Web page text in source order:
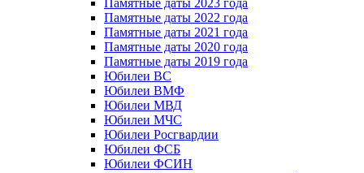
Памятные даты 2023 года
Памятные даты 2022 года
Памятные даты 2021 года
Памятные даты 2020 года
Памятные даты 2019 года
Юбилеи ВС
Юбилеи ВМФ
Юбилеи МВД
Юбилеи МЧС
Юбилеи Росгвардии
Юбилеи ФСБ
Юбилеи ФСИН